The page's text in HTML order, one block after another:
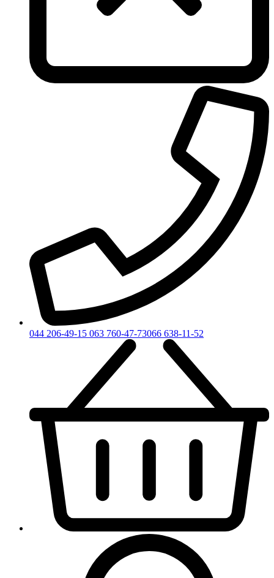
044 206-49-15 063 760-47-73066 638-11-52